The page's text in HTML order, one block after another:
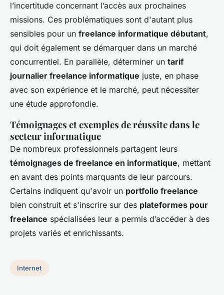
l’incertitude concernant l’accès aux prochaines
missions. Ces problématiques sont d'autant plus
sensibles pour un freelance informatique débutant,
qui doit également se démarquer dans un marché
concurrentiel. En parallèle, déterminer un tarif
journalier freelance informatique juste, en phase
avec son expérience et le marché, peut nécessiter
une étude approfondie.
Témoignages et exemples de réussite dans le
secteur informatique
De nombreux professionnels partagent leurs
témoignages de freelance en informatique, mettant
en avant des points marquants de leur parcours.
Certains indiquent qu'avoir un portfolio freelance
bien construit et s'inscrire sur des plateformes pour
freelance spécialisées leur a permis d’accéder à des
projets variés et enrichissants.
Internet